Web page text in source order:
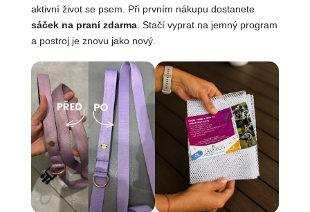
aktivní život se psem. Při prvním nákupu dostanete
sáček na praní zdarma. Stačí vyprat na jemný program
a postroj je znovu jako nový.